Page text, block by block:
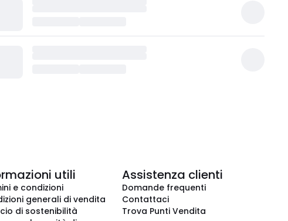
utili
e condizioni
generali di vendita
di sostenibilità
Assistenza clienti
Domande frequenti
Contattaci
Trova Punti Vendita